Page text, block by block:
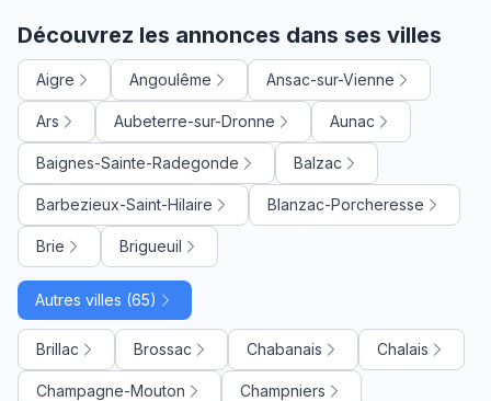
Découvrez les annonces dans ses villes
Aigre Angoulême Ansac-sur-Vienne
Ars Aubeterre-sur-Dronne Aunac
Baignes-Sainte-Radegonde Balzac
Barbezieux-Saint-Hilaire Blanzac-Porcheresse
Brie Brigueuil
Autres villes (65)
Brillac Brossac Chabanais Chalais
Champagne-Mouton Champniers